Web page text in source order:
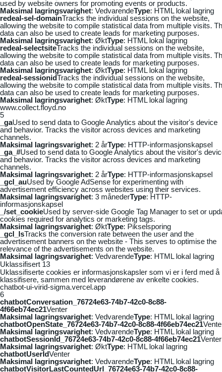
used by website owners for promoting events or products.
Maksimal lagringsvarighet: VedvarendeType: HTML lokal lagring
redeal-sel-domainTracks the individual sessions on the website,
allowing the website to compile statistical data from multiple visits.
data can also be used to create leads for marketing purposes.
Maksimal lagringsvarighet: ØktType: HTML lokal lagring
redeal-selectsiteTracks the individual sessions on the website,
allowing the website to compile statistical data from multiple visits.
data can also be used to create leads for marketing purposes.
Maksimal lagringsvarighet: ØktType: HTML lokal lagring
redeal-sessionidTracks the individual sessions on the website,
allowing the website to compile statistical data from multiple visits.
data can also be used to create leads for marketing purposes.
Maksimal lagringsvarighet: ØktType: HTML lokal lagring
www.collect.floyd.no
5
_gaUsed to send data to Google Analytics about the visitor's device
and behavior. Tracks the visitor across devices and marketing
channels.
Maksimal lagringsvarighet: 2 årType: HTTP-informasjonskapsel
_ga_#Used to send data to Google Analytics about the visitor's
and behavior. Tracks the visitor across devices and marketing
channels.
Maksimal lagringsvarighet: 2 årType: HTTP-informasjonskapsel
_gcl_auUsed by Google AdSense for experimenting with
advertisement efficiency across websites using their services.
Maksimal lagringsvarighet: 3 månederType: HTTP-
informasjonskapsel
_/set_cookieUsed by server-side Google Tag Manager to set or
cookies required for analytics or marketing tags.
Maksimal lagringsvarighet: ØktType: Pikselsporing
_gcl_lsTracks the conversion rate between the user and the
advertisement banners on the website - This serves to optimise the
relevance of the advertisements on the website.
Maksimal lagringsvarighet: VedvarendeType: HTML lokal lagring
Uklassifisert 13
Uklassifiserte cookies er informasjonskapsler som vi er i ferd med å
klassifisere, sammen med leverandørene av enkelte cookies.
chatbot-ui-virid-sigma.vercel.app
6
chatbotConversation_76724e63-74b7-42c0-8c88-
4f66eb74ec21Venter
Maksimal lagringsvarighet: VedvarendeType: HTML lokal lagring
chatbotOpenState_76724e63-74b7-42c0-8c88-4f66eb74ec21
Maksimal lagringsvarighet: VedvarendeType: HTML lokal lagring
chatbotSessionId_76724e63-74b7-42c0-8c88-4f66eb74ec21Venter
Maksimal lagringsvarighet: ØktType: HTML lokal lagring
chatbotUserIdVenter
Maksimal lagringsvarighet: VedvarendeType: HTML lokal lagring
chatbotVisitorLastCountedUrl_76724e63-74b7-42c0-8c88-